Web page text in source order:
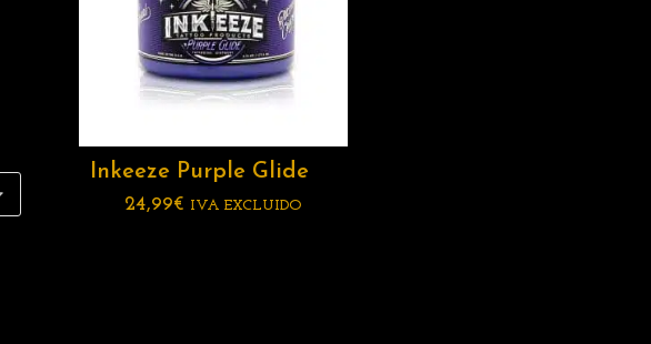
Inkeeze Purple Glide
24,99€ IVA EXCLUIDO